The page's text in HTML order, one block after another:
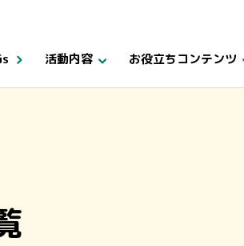
活動内容 お役立ちコンテンツ